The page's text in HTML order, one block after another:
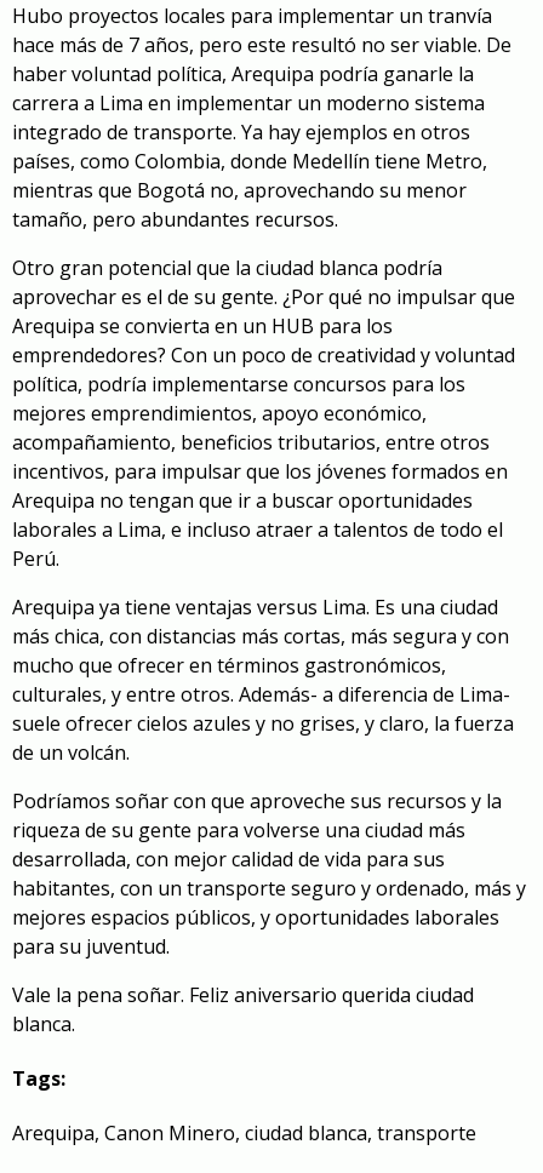
Hubo proyectos locales para implementar un tranvía
hace más de 7 años, pero este resultó no ser viable. De
haber voluntad política, Arequipa podría ganarle la
carrera a Lima en implementar un moderno sistema
integrado de transporte. Ya hay ejemplos en otros
países, como Colombia, donde Medellín tiene Metro,
mientras que Bogotá no, aprovechando su menor
tamaño, pero abundantes recursos.
Otro gran potencial que la ciudad blanca podría
aprovechar es el de su gente. ¿Por qué no impulsar que
Arequipa se convierta en un HUB para los
emprendedores? Con un poco de creatividad y voluntad
política, podría implementarse concursos para los
mejores emprendimientos, apoyo económico,
acompañamiento, beneficios tributarios, entre otros
incentivos, para impulsar que los jóvenes formados en
Arequipa no tengan que ir a buscar oportunidades
laborales a Lima, e incluso atraer a talentos de todo el
Perú.
Arequipa ya tiene ventajas versus Lima. Es una ciudad
más chica, con distancias más cortas, más segura y con
mucho que ofrecer en términos gastronómicos,
culturales, y entre otros. Además- a diferencia de Lima-
suele ofrecer cielos azules y no grises, y claro, la fuerza
de un volcán.
Podríamos soñar con que aproveche sus recursos y la
riqueza de su gente para volverse una ciudad más
desarrollada, con mejor calidad de vida para sus
habitantes, con un transporte seguro y ordenado, más y
mejores espacios públicos, y oportunidades laborales
para su juventud.
Vale la pena soñar. Feliz aniversario querida ciudad
blanca.
Tags:
Arequipa, Canon Minero, ciudad blanca, transporte